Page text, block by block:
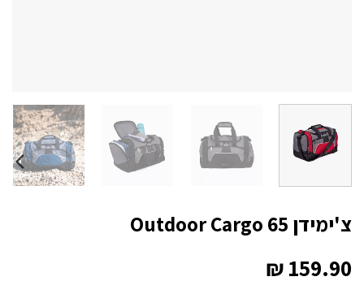
צ'ימידן Outdoor Cargo 65
₪159.90